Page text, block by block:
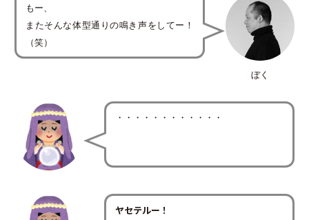
ぼく
もー、
またそんな体型通りの鳴き声をしてー！
（笑）
・・・・・・・・・・・・
ヤセテルー！